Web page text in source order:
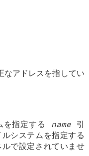
アドレスを指してい
を指定する name引
システムを指定する
で設定されていませ